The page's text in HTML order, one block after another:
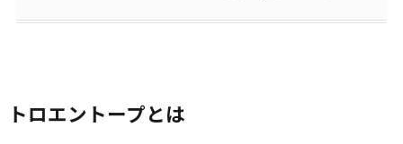
トロエントープとは